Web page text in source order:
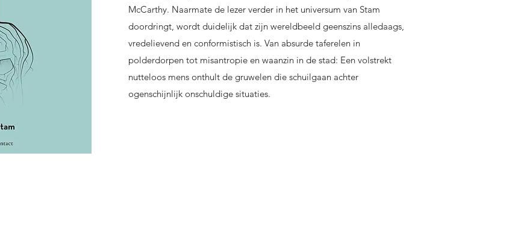
McCarthy. Naarmate de lezer verder in het universum van Stam
doordringt, wordt duidelijk dat zijn wereldbeeld geenszins alledaags,
vredelievend en conformistisch is. Van absurde taferelen in
polderdorpen tot misantropie en waanzin in de stad: Een volstrekt
nutteloos mens onthult de gruwelen die schuilgaan achter
ogenschijnlijk onschuldige situaties.